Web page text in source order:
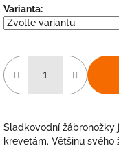
Varianta:
Sladkovodní žábronožky
krevetám. Většinu